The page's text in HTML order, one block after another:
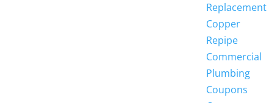
Replacement
Copper
Repipe
Commercial
Plumbing
Coupons